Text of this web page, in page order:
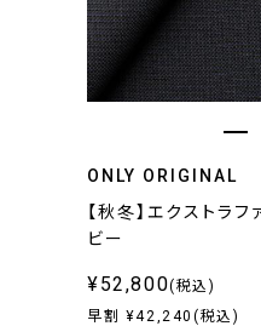
ONLY ORIGINAL
【秋冬】エクストラ
ビー
¥52,800(税込)
早割 ¥42,240(税込)